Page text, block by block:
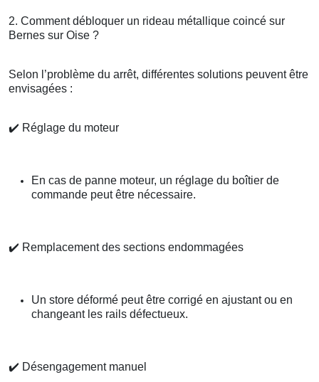
2. Comment débloquer un rideau métallique coincé sur
Bernes sur Oise ?
Selon l’problème du arrêt, différentes solutions peuvent être
envisagées :
✔️ Réglage du moteur
En cas de panne moteur, un réglage du boîtier de
commande peut être nécessaire.
✔️ Remplacement des sections endommagées
Un store déformé peut être corrigé en ajustant ou en
changeant les rails défectueux.
✔️ Désengagement manuel